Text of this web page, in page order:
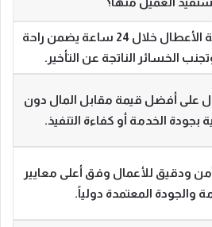
معالجة الأعطال خلال 24 ساعة يضمن راحة
الخسائر الناتجة عن التأخير.
على أفضل قيمة مقابل المال دون
بجودة الخدمة أو كفاءة التنفيذ.
ودقيق للأعمال وفق أعلى معايير
والجودة المعتمدة دولياً.